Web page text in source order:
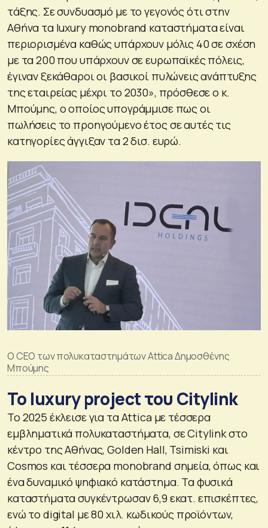
τάξης. Σε συνδυασμό με το γεγονός ότι στην
Αθήνα τα luxury monobrand καταστήματα είναι
περιορισμένα καθώς υπάρχουν μόλις 40 σε σχέση
με τα 200 που υπάρχουν σε ευρωπαϊκές πόλεις,
έγιναν ξεκάθαροι οι βασικοί πυλώνεις ανάπτυξης
της εταιρείας μέχρι το 2030», πρόσθεσε ο κ.
Μπούμης, ο οποίος υπογράμμισε πως οι
πωλήσεις το προηγούμενο έτος σε αυτές τις
κατηγορίες άγγιξαν τα 2 δισ. ευρώ.
Ο CEO των πολυκαταστημάτων Attica Δημοσθένης
Μπούμης
Το luxury project του Citylink
Το 2025 έκλεισε για τα Attica με τέσσερα
εμβληματικά πολυκαταστήματα, σε Citylink στο
κέντρο της Αθήνας, Golden Hall, Tsimiski και
Cosmos και τέσσερα monobrand σημεία, όπως και
ένα δυναμικό ψηφιακό κατάστημα. Τα φυσικά
καταστήματα συγκέντρωσαν 6,9 εκατ. επισκέπτες,
ενώ το digital με 80 χιλ. κωδικούς προϊόντων,